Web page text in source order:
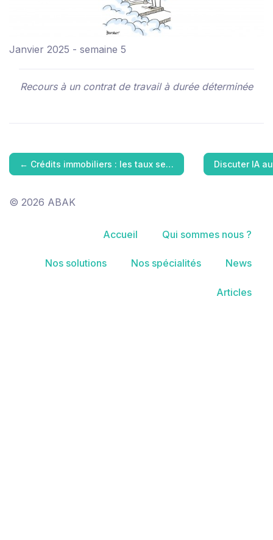
Janvier 2025 - semaine 5
Recours à un contrat de travail à durée déterminée
← Crédits immobiliers : les taux se… Discuter IA
© 2026 ABAK
Accueil Qui sommes nous ?
Nos solutions Nos spécialités News
Articles